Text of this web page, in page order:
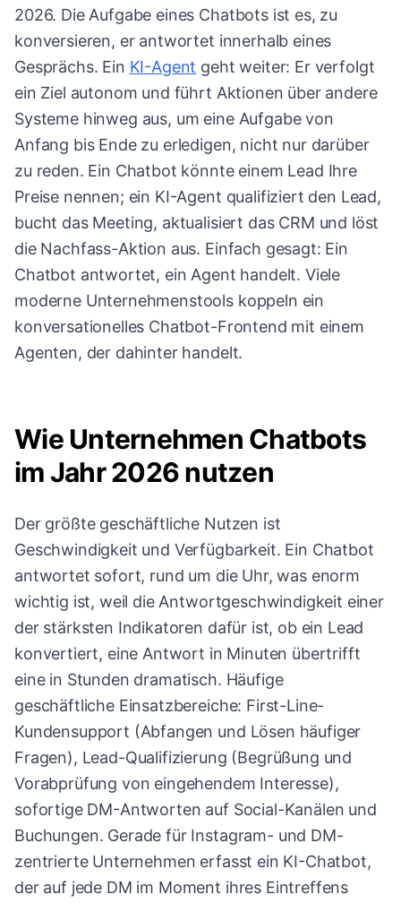
2026. Die Aufgabe eines Chatbots ist es, zu
konversieren, er antwortet innerhalb eines
Gesprächs. Ein KI-Agent geht weiter: Er verfolgt
ein Ziel autonom und führt Aktionen über andere
Systeme hinweg aus, um eine Aufgabe von
Anfang bis Ende zu erledigen, nicht nur darüber
zu reden. Ein Chatbot könnte einem Lead Ihre
Preise nennen; ein KI-Agent qualifiziert den Lead,
bucht das Meeting, aktualisiert das CRM und löst
die Nachfass-Aktion aus. Einfach gesagt: Ein
Chatbot antwortet, ein Agent handelt. Viele
moderne Unternehmenstools koppeln ein
konversationelles Chatbot-Frontend mit einem
Agenten, der dahinter handelt.
Wie Unternehmen Chatbots
im Jahr 2026 nutzen
Der größte geschäftliche Nutzen ist
Geschwindigkeit und Verfügbarkeit. Ein Chatbot
antwortet sofort, rund um die Uhr, was enorm
wichtig ist, weil die Antwortgeschwindigkeit einer
der stärksten Indikatoren dafür ist, ob ein Lead
konvertiert, eine Antwort in Minuten übertrifft
eine in Stunden dramatisch. Häufige
geschäftliche Einsatzbereiche: First-Line-
Kundensupport (Abfangen und Lösen häufiger
Fragen), Lead-Qualifizierung (Begrüßung und
Vorabprüfung von eingehendem Interesse),
sofortige DM-Antworten auf Social-Kanälen und
Buchungen. Gerade für Instagram- und DM-
zentrierte Unternehmen erfasst ein KI-Chatbot,
der auf jede DM im Moment ihres Eintreffens